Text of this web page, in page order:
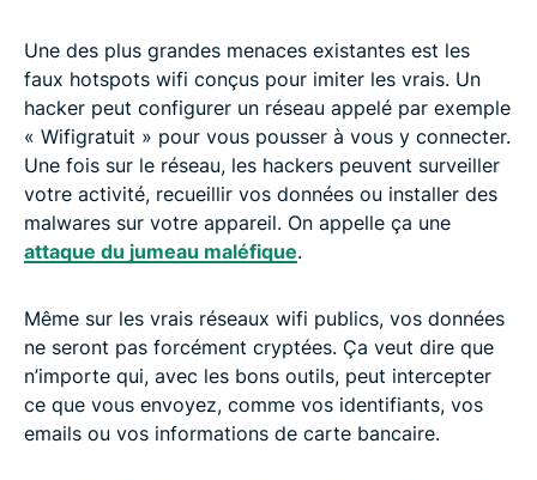
Une des plus grandes menaces existantes est les
faux hotspots wifi conçus pour imiter les vrais. Un
hacker peut configurer un réseau appelé par exemple
« Wifigratuit » pour vous pousser à vous y connecter.
Une fois sur le réseau, les hackers peuvent surveiller
votre activité, recueillir vos données ou installer des
malwares sur votre appareil. On appelle ça une
attaque du jumeau maléfique.
Même sur les vrais réseaux wifi publics, vos données
ne seront pas forcément cryptées. Ça veut dire que
n’importe qui, avec les bons outils, peut intercepter
ce que vous envoyez, comme vos identifiants, vos
emails ou vos informations de carte bancaire.